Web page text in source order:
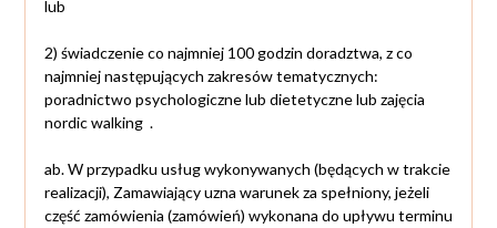
lub
2) świadczenie co najmniej 100 godzin doradztwa, z co
najmniej następujących zakresów tematycznych:
poradnictwo psychologiczne lub dietetyczne lub zajęcia
nordic walking .
ab. W przypadku usług wykonywanych (będących w trakcie
realizacji), Zamawiający uzna warunek za spełniony, jeżeli
część zamówienia (zamówień) wykonana do upływu terminu